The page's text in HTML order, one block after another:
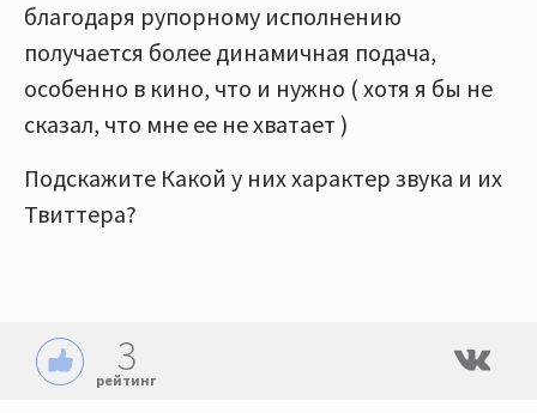
благодаря рупорному исполнению
получается более динамичная подача,
особенно в кино, что и нужно ( хотя я бы не
сказал, что мне ее не хватает )
Подскажите Какой у них характер звука и их
Твиттера?
3
рейтинг